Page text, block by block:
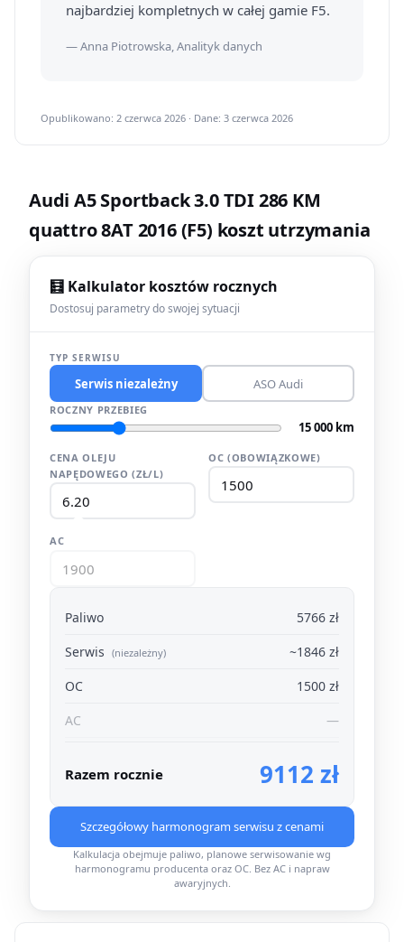
najbardziej kompletnych w całej gamie F5.
— Anna Piotrowska, Analityk danych
Opublikowano: 2 czerwca 2026 · Dane: 3 czerwca 2026
Audi A5 Sportback 3.0 TDI 286 KM
quattro 8AT 2016 (F5) koszt utrzymania
🧮 Kalkulator kosztów rocznych
Dostosuj parametry do swojej sytuacji
TYP SERWISU
Serwis niezależny ASO Audi
ROCZNY PRZEBIEG
15 000 km
CENA OLEJU
NAPĘDOWEGO (ZŁ/L)
OC (OBOWIĄZKOWE)
AC
Paliwo
5766 zł
Serwis (niezależny)
~1846 zł
OC
1500 zł
AC
—
Razem rocznie 9112 zł
Szczegółowy harmonogram serwisu z cenami
Kalkulacja obejmuje paliwo, planowe serwisowanie wg
harmonogramu producenta oraz OC. Bez AC i napraw
awaryjnych.